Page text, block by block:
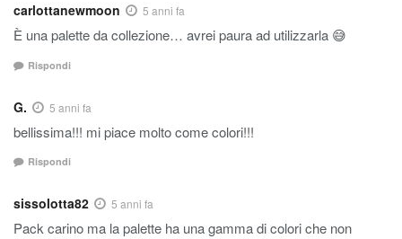
carlottanewmoon 5 anni fa
È una palette da collezione… avrei paura ad utilizzarla 😅
Rispondi
G. 5 anni fa
bellissima!!! mi piace molto come colori!!!
Rispondi
sissolotta82 5 anni fa
Pack carino ma la palette ha una gamma di colori che non